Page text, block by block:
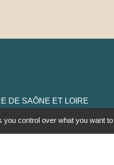
DE SAÔNE ET LOIRE
FRANCHE-
control over what you want